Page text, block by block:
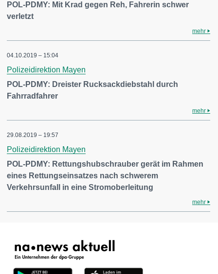
POL-PDMY: Mit Krad gegen Reh, Fahrerin schwer
verletzt
mehr
04.10.2019 – 15:04
Polizeidirektion Mayen
POL-PDMY: Dreister Rucksackdiebstahl durch
Fahrradfahrer
mehr
29.08.2019 – 19:57
Polizeidirektion Mayen
POL-PDMY: Rettungshubschrauber gerät im Rahmen
eines Rettungseinsatzes nach schwerem
Verkehrsunfall in eine Stromoberleitung
mehr